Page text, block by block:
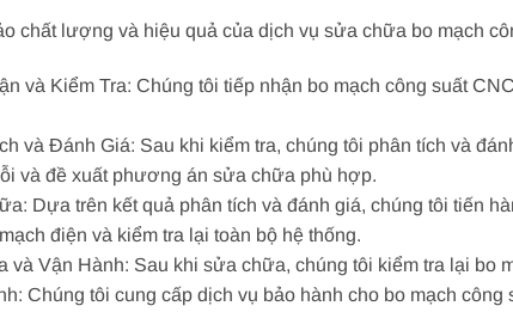
chất lượng và hiệu quả của dịch vụ sửa chữa bo mạch
và Kiểm Tra: Chúng tôi tiếp nhận bo mạch công suất
và Đánh Giá: Sau khi kiểm tra, chúng tôi phân tích và
và đề xuất phương án sửa chữa phù hợp.
Dựa trên kết quả phân tích và đánh giá, chúng tôi tiến
điện và kiểm tra lại toàn bộ hệ thống.
và Vận Hành: Sau khi sửa chữa, chúng tôi kiểm tra lại bo
Chúng tôi cung cấp dịch vụ bảo hành cho bo mạch